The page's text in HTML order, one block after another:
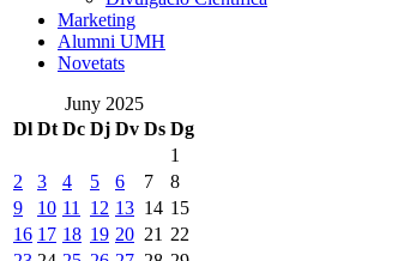
Marketing
Alumni UMH
Novetats
Juny 2025
Dl Dt Dc Dj Dv Ds Dg
1
2
3 4 5 6 7
8
9
10 11 12 13 14 15
16 17 18 19 20 21 22